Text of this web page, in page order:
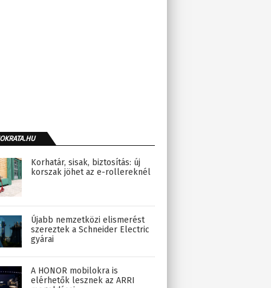
Korhatár, sisak, biztosítás: új
korszak jöhet az e-rollereknél
Újabb nemzetközi elismerést
szereztek a Schneider Electric
gyárai
A HONOR mobilokra is
elérhetők lesznek az ARRI